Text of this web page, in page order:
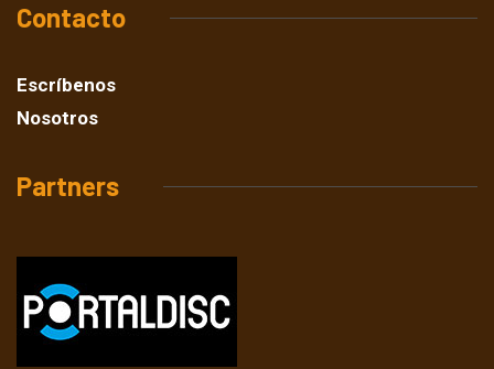
Contacto
Escríbenos
Nosotros
Partners